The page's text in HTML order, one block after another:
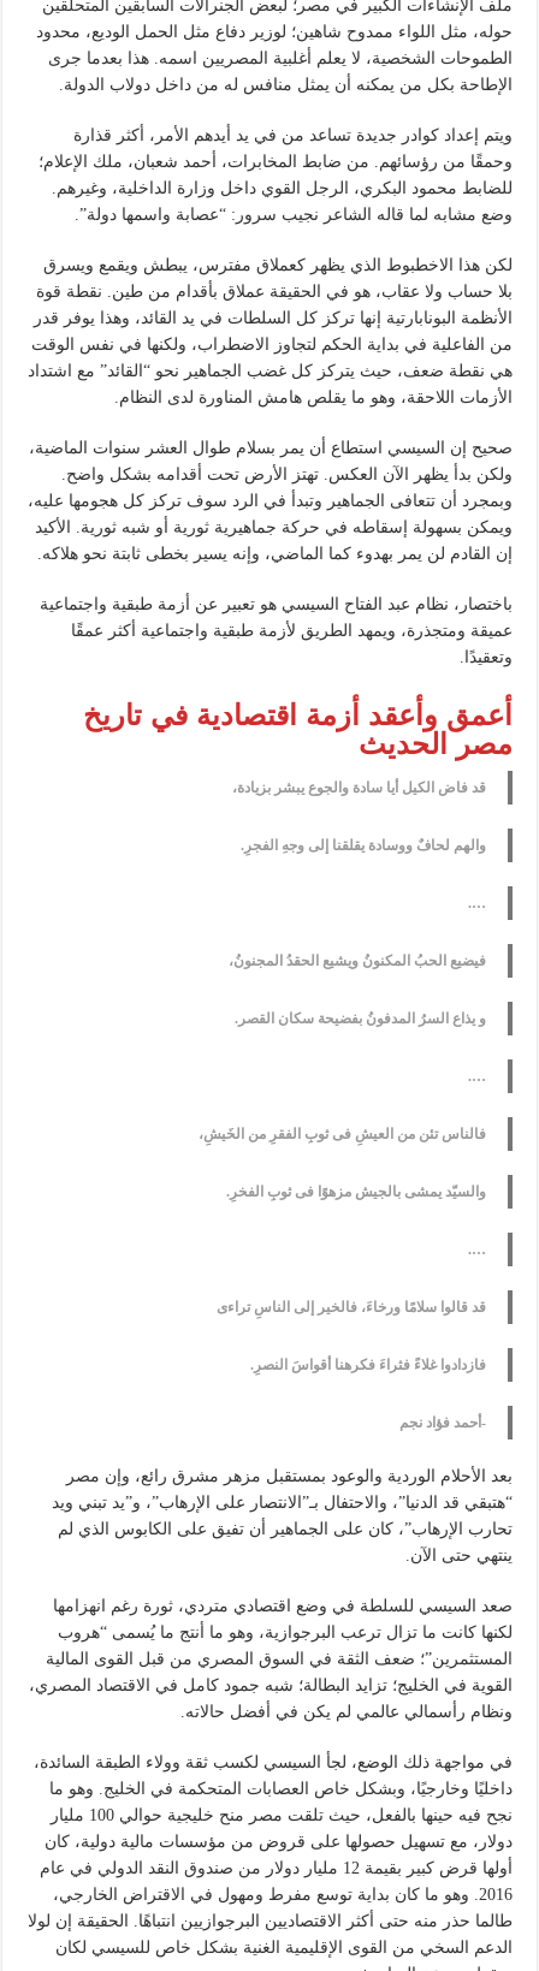
ملف الإنشاءات الكبير في مصر؛ لبعض الجنرالات السابقين المتحلقين
حوله، مثل اللواء ممدوح شاهين؛ لوزير دفاع مثل الحمل الوديع، محدود
الطموحات الشخصية، لا يعلم أغلبية المصريين اسمه. هذا بعدما جرى
الإطاحة بكل من يمكنه أن يمثل منافس له من داخل دولاب الدولة.
ويتم إعداد كوادر جديدة تساعد من في يد أيدهم الأمر، أكثر قذارة
وحمقًا من رؤسائهم. من ضابط المخابرات، أحمد شعبان، ملك الإعلام؛
للضابط محمود البكري، الرجل القوي داخل وزارة الداخلية، وغيرهم.
وضع مشابه لما قاله الشاعر نجيب سرور: “عصابة واسمها دولة”.
لكن هذا الاخطبوط الذي يظهر كعملاق مفترس، يبطش ويقمع ويسرق
بلا حساب ولا عقاب، هو في الحقيقة عملاق بأقدام من طين. نقطة قوة
الأنظمة البونابارتية إنها تركز كل السلطات في يد القائد، وهذا يوفر قدر
من الفاعلية في بداية الحكم لتجاوز الاضطراب، ولكنها في نفس الوقت
هي نقطة ضعف، حيث يتركز كل غضب الجماهير نحو “القائد” مع اشتداد
الأزمات اللاحقة، وهو ما يقلص هامش المناورة لدى النظام.
صحيح إن السيسي استطاع أن يمر بسلام طوال العشر سنوات الماضية،
ولكن بدأ يظهر الآن العكس. تهتز الأرض تحت أقدامه بشكل واضح.
وبمجرد أن تتعافى الجماهير وتبدأ في الرد سوف تركز كل هجومها عليه،
ويمكن بسهولة إسقاطه في حركة جماهيرية ثورية أو شبه ثورية. الأكيد
إن القادم لن يمر بهدوء كما الماضي، وإنه يسير بخطى ثابتة نحو هلاكه.
باختصار، نظام عبد الفتاح السيسي هو تعبير عن أزمة طبقية واجتماعية
عميقة ومتجذرة، ويمهد الطريق لأزمة طبقية واجتماعية أكثر عمقًا
وتعقيدًا.
أعمق وأعقد أزمة اقتصادية في تاريخ
مصر الحديث
قد فاض الكيل أيا سادة والجوع يبشر بزيادة،
والهم لحافٌ ووسادة يقلقنا إلى وجهِ الفجرِ.
….
فيضيع الحبُ المكنونُ ويشيع الحقدُ المجنونُ،
و يذاع السرُ المدفونُ بفضيحة سكان القصر.
….
فالناس تئن من العيشِ فى ثوبِ الفقرِ من الخَيشِ،
والسيّد يمشى بالجيش مزهوًا فى ثوبِ الفخرِ.
….
قد قالوا سلامًا ورخاءَ، فالخير إلى الناسِ تراءى
فازدادوا غلاءً فثراءَ فكرهنا أقواسَ النصرِ.
-أحمد فؤاد نجم
بعد الأحلام الوردية والوعود بمستقبل مزهر مشرق رائع، وإن مصر
“هتبقي قد الدنيا”، والاحتفال بـ”الانتصار على الإرهاب”، و”يد تبني ويد
تحارب الإرهاب”، كان على الجماهير أن تفيق على الكابوس الذي لم
ينتهي حتى الآن.
صعد السيسي للسلطة في وضع اقتصادي متردي، ثورة رغم انهزامها
لكنها كانت ما تزال ترعب البرجوازية، وهو ما أنتج ما يُسمى “هروب
المستثمرين”؛ ضعف الثقة في السوق المصري من قبل القوى المالية
القوية في الخليج؛ تزايد البطالة؛ شبه جمود كامل في الاقتصاد المصري،
ونظام رأسمالي عالمي لم يكن في أفضل حالاته.
في مواجهة ذلك الوضع، لجأ السيسي لكسب ثقة وولاء الطبقة السائدة،
داخليًا وخارجيًا، وبشكل خاص العصابات المتحكمة في الخليج. وهو ما
نجح فيه حينها بالفعل، حيث تلقت مصر منح خليجية حوالي 100 مليار
دولار، مع تسهيل حصولها على قروض من مؤسسات مالية دولية، كان
أولها قرض كبير بقيمة 12 مليار دولار من صندوق النقد الدولي في عام
2016. وهو ما كان بداية توسع مفرط ومهول في الاقتراض الخارجي،
طالما حذر منه حتى أكثر الاقتصاديين البرجوازيين انتباهًا. الحقيقة إن لولا
الدعم السخي من القوى الإقليمية الغنية بشكل خاص للسيسي لكان